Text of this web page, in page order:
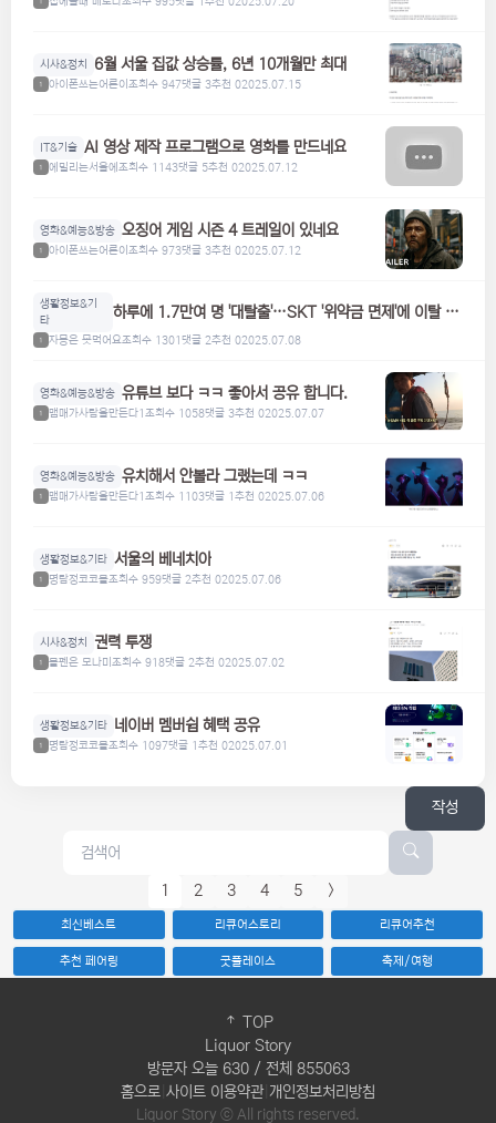
시사&정치 6월 서울 집값 상승률, 6년 10개월만 최대
1 아이폰쓰는어른이 조회수 947댓글 3추천 02025.07.15
IT&기술 AI 영상 제작 프로그램으로 영화를 만드네요
1 에밀리는서울에 조회수 1143댓글 5추천 02025.07.12
영화&예능&방송 오징어 게임 시즌 4 트레일이 있네요
1 아이폰쓰는어른이 조회수 973댓글 3추천 02025.07.12
생활정보&기
타
하루에 1.7만여 명 '대탈출'…SKT '위약금 면제'에 이탈 급
1 자몽은 못먹어요조회수 1301댓글 2추천 02025.07.08
영화&예능&방송 유튜브 보다 ㅋㅋ 좋아서 공유 합니다.
1 맴매가사람을만든다1조회수 1058댓글 3추천 02025.07.07
영화&예능&방송 유치해서 안볼라 그랬는데 ㅋㅋ
1 맴매가사람을만든다1조회수 1103댓글 1추천 02025.07.06
생활정보&기타 서울의 베네치아
1 명탐정코코볼조회수 959댓글 2추천 02025.07.06
시사&정치 권력 투쟁
1 볼펜은 모나미 조회수 918댓글 2추천 02025.07.02
생활정보&기타 네이버 멤버쉽 혜택 공유
1 명탐정코코볼조회수 1097댓글 1추천 02025.07.01
작성
1 2 3 4 5 >
최신베스트 리큐어스토리 리큐어추천
추천 페어링 굿플레이스 축제/여행
Liquor Story
TOP
방문자 오늘 630 / 전체 855063
홈으로 사이트 이용약관| 개인정보처리방침
Liquor Story ⓒ All rights reserved.